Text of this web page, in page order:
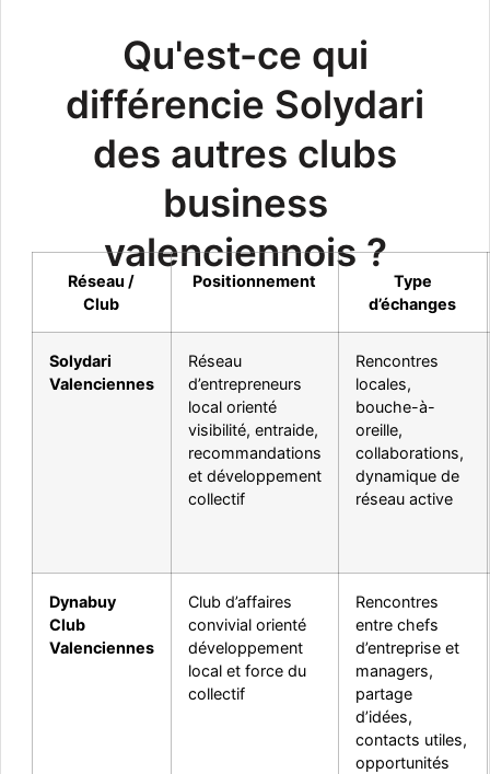
Qu'est-ce qui
différencie Solydari
des autres clubs
business
valenciennois ?
Réseau /
Club
Positionnement
Type
d’échanges
Solydari
Valenciennes
Réseau
d’entrepreneurs
local orienté
visibilité, entraide,
recommandations
et développement
collectif
Rencontres
locales,
bouche-à-
oreille,
collaborations,
dynamique de
réseau active
Dynabuy
Club
Valenciennes
Club d’affaires
convivial orienté
développement
local et force du
collectif
Rencontres
entre chefs
d’entreprise et
managers,
partage
d’idées,
contacts utiles,
opportunités